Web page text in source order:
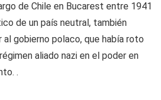
de Chile en Bucarest entre 1941
de un país neutral, también
gobierno polaco, que había roto
aliado nazi en el poder en
.